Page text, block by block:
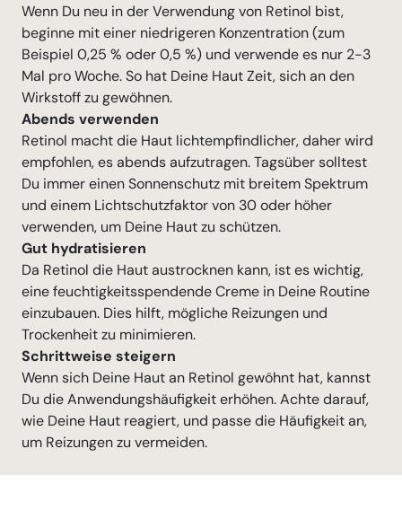
Wenn Du neu in der Verwendung von Retinol bist,
beginne mit einer niedrigeren Konzentration (zum
Beispiel 0,25 % oder 0,5 %) und verwende es nur 2-3
Mal pro Woche. So hat Deine Haut Zeit, sich an den
Wirkstoff zu gewöhnen.
Abends verwenden
Retinol macht die Haut lichtempfindlicher, daher wird
empfohlen, es abends aufzutragen. Tagsüber solltest
Du immer einen Sonnenschutz mit breitem Spektrum
und einem Lichtschutzfaktor von 30 oder höher
verwenden, um Deine Haut zu schützen.
Gut hydratisieren
Da Retinol die Haut austrocknen kann, ist es wichtig,
eine feuchtigkeitsspendende Creme in Deine Routine
einzubauen. Dies hilft, mögliche Reizungen und
Trockenheit zu minimieren.
Schrittweise steigern
Wenn sich Deine Haut an Retinol gewöhnt hat, kannst
Du die Anwendungshäufigkeit erhöhen. Achte darauf,
wie Deine Haut reagiert, und passe die Häufigkeit an,
um Reizungen zu vermeiden.